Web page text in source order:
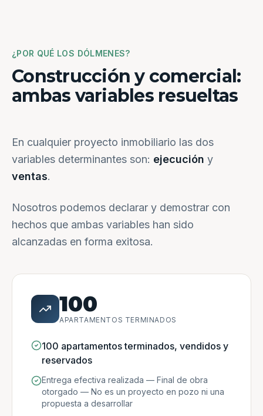
¿POR QUÉ LOS DÓLMENES?
Construcción y comercial:
ambas variables resueltas
En cualquier proyecto inmobiliario las dos
variables determinantes son: ejecución y
ventas.
Nosotros podemos declarar y demostrar con
hechos que ambas variables han sido
alcanzadas en forma exitosa.
100
APARTAMENTOS TERMINADOS
100 apartamentos terminados, vendidos y
reservados
Entrega efectiva realizada — Final de obra
otorgado — No es un proyecto en pozo ni una
propuesta a desarrollar